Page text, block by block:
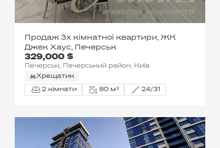
329,000 $
Продаж 3х кімнатної квартири, ЖК
Джек Хаус, Печерськ
Печерськ, Печерський район, Київ
Хрещатик
2 кімнати 80 м² 24/31